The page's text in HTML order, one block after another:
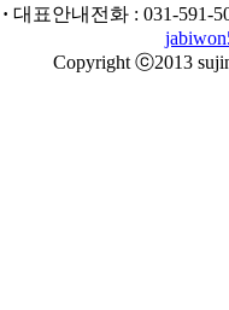
· 대표안내전화 : 031-591-
Copyright ⓒ2013